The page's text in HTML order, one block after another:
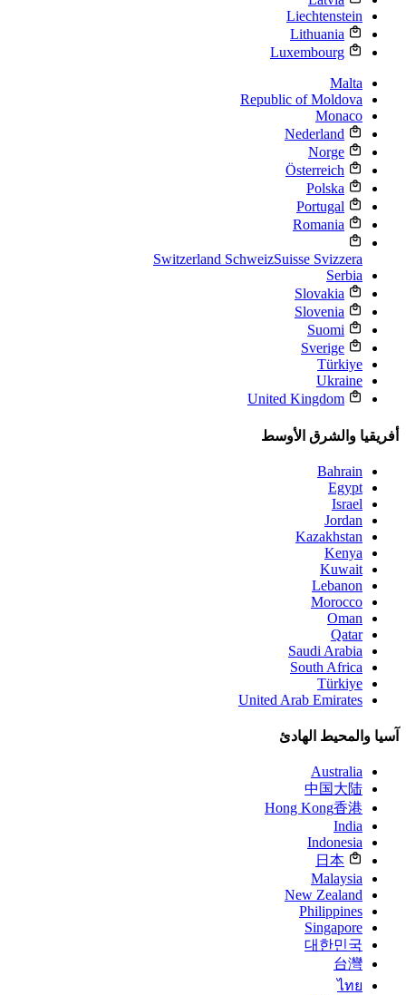
Liechtenstein
Lithuania
Luxembourg
Malta
Republic of Moldova
Monaco
Nederland
Norge
Österreich
Polska
Portugal
Romania
Switzerland SchweizSuisse Svizzera
Serbia
Slovakia
Slovenia
Suomi
Sverige
Türkiye
Ukraine
United Kingdom
أفريقيا والشرق الأوسط
Bahrain
Egypt
Israel
Jordan
Kazakhstan
Kenya
Kuwait
Lebanon
Morocco
Oman
Qatar
Saudi Arabia
South Africa
Türkiye
United Arab Emirates
آسيا والمحيط الهادئ
Australia
中国大陆
Hong Kong香港
India
Indonesia
日本
Malaysia
New Zealand
Philippines
Singapore
대한민국
台灣
ไทย